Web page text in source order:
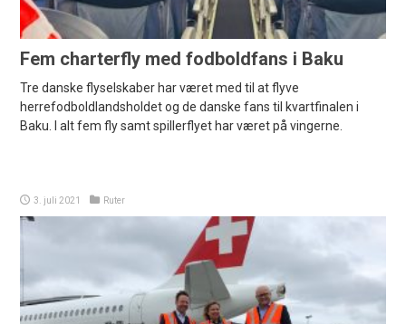
Fem charterfly med fodboldfans i Baku
Tre danske flyselskaber har været med til at flyve
herrefodboldlandsholdet og de danske fans til kvartfinalen i
Baku. I alt fem fly samt spillerflyet har været på vingerne.
3. juli 2021 Ruter